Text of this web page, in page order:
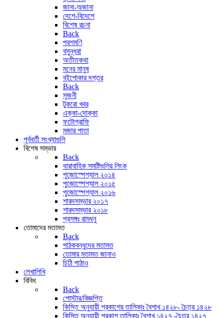
জানা-অজানা
দেশে-বিদেশে
বিশেষ রচনা
Back
পরশমণি
বসুন্ধরা
অতীতকথা
মনের মানুষ
বইপোকার দপ্তর
Back
সৃজনী
টুকরো খবর
এক্কা-দোক্কা
ফটোগ্রাফি
মজার পাতা
পূর্ববর্তী সংখ্যাগুলি
বিশেষ সম্ভার
Back
ধারাবাহিক সমষ্টিগুলির লিংক
পুজোস্পেশ্যাল ২০১৪
পুজোস্পেশ্যাল ২০১৫
পুজোস্পেশ্যাল ২০১৬
শারদসম্ভার ২০১৭
শারদসম্ভার ২০১৮
প্রসঙ্গঃ রামধনু
তোমাদের মতামত
Back
পাঠকবন্ধুদের মতামত
তোমার মতামত জানাও
চিঠি পাঠাও
লেখালিখি
বিবিধ
Back
পোস্টার/বিজ্ঞপ্তি
কিস্তি অনুযায়ী প্রকাশের তালিকাঃ বৈশাখ ১৪২৮- চৈত্র ১৪২৮
কিস্তি অনুযায়ী প্রকাশ তালিকাঃ বৈশাখ ১৪২৭ -চৈত্র ১৪২৭